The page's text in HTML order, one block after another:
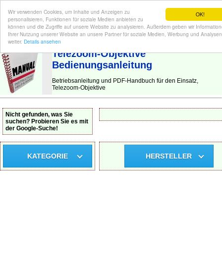
OK!
Wir verwenden Cookies, um Inhalte und Anzeigen zu
personalisieren, Funktionen für soziale Medien anbieten zu
können und die Zugriffe auf unsere Website zu analysieren. Außerdem geben wir
Ihrer Nutzung unserer Website an unsere Partner für soziale Medien, Werbung und Analysen
weiter. Details ansehen
BEDIENUNGSANLEITUNG | Hier finden Sie die deutsche Anleitung!
Telezoom-Objektive
Bedienungsanleitung
Betriebsanleitung und PDF-Handbuch für den Einsatz,
Telezoom-Objektive
Nicht gefunden, was Sie
suchen? Probieren Sie es mit
der Google-Suche!
KATEGORIE HERSTELLER